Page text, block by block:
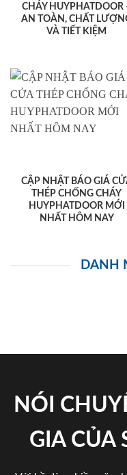
CHÁY HUYPHATDOOR
AN TOÀN, CHẤT
VÀ TIẾT KIỆM
CẬP NHẬT BÁO GIÁ
THÉP CHỐNG CHÁY
HUYPHATDOOR MỚI
NHẤT HÔM NAY
DANH
NÓI
GIA CỦA